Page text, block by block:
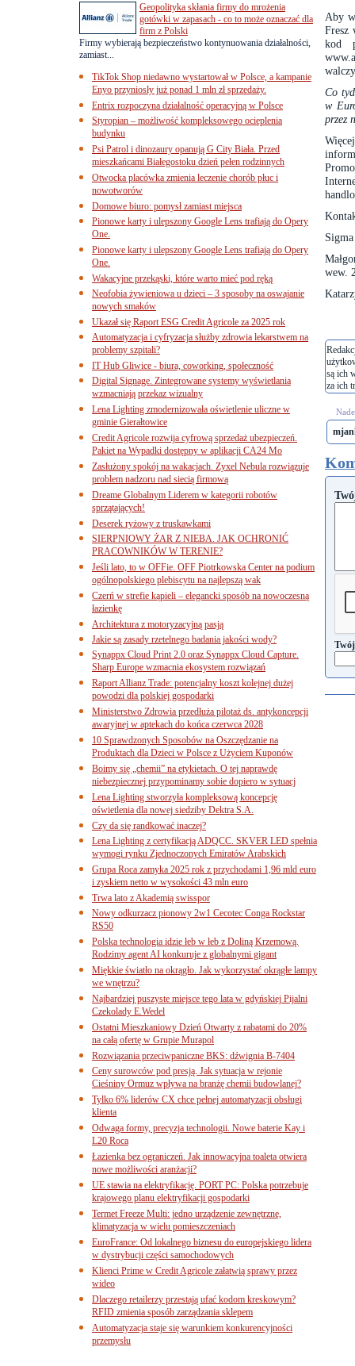
Aby
Fresz
kod
Co
w
przez
wew.
są ich
za ich
Geopolityka skłania firmy do mrożenia
gotówki w zapasach - co to może oznaczać dla
firm z Polski
Firmy wybierają bezpieczeństwo kontynuowania działalności,
zamiast...
TikTok Shop niedawno wystartował w Polsce, a kampanie
Enyo przyniosły już ponad 1 mln zł sprzedaży.
Entrix rozpoczyna działalność operacyjną w Polsce
Styropian – możliwość kompleksowego ocieplenia
budynku
Psi Patrol i dinozaury opanują G City Biała. Przed
mieszkańcami Białegostoku dzień pełen rodzinnych
Otwocka placówka zmienia leczenie chorób płuc i
nowotworów
Domowe biuro: pomysł zamiast miejsca
Pionowe karty i ulepszony Google Lens trafiają do Opery
One.
Pionowe karty i ulepszony Google Lens trafiają do Opery
One.
Wakacyjne przekąski, które warto mieć pod ręką
Neofobia żywieniowa u dzieci – 3 sposoby na oswajanie
nowych smaków
Ukazał się Raport ESG Credit Agricole za 2025 rok
Automatyzacja i cyfryzacja służby zdrowia lekarstwem na
problemy szpitali?
IT Hub Gliwice - biura, coworking, społeczność
Digital Signage. Zintegrowane systemy wyświetlania
wzmacniają przekaz wizualny
Lena Lighting zmodernizowała oświetlenie uliczne w
gminie Gierałtowice
Credit Agricole rozwija cyfrową sprzedaż ubezpieczeń.
Pakiet na Wypadki dostępny w aplikacji CA24 Mo
Zasłużony spokój na wakacjach. Zyxel Nebula rozwiązuje
problem nadzoru nad siecią firmową
Dreame Globalnym Liderem w kategorii robotów
sprzątających!
Deserek ryżowy z truskawkami
SIERPNIOWY ŻAR Z NIEBA. JAK OCHRONIĆ
PRACOWNIKÓW W TERENIE?
Jeśli lato, to w OFFie. OFF Piotrkowska Center na podium
ogólnopolskiego plebiscytu na najlepszą wak
Czerń w strefie kąpieli – elegancki sposób na nowoczesną
łazienkę
Architektura z motoryzacyjną pasją
Jakie są zasady rzetelnego badania jakości wody?
Synappx Cloud Print 2.0 oraz Synappx Cloud Capture.
Sharp Europe wzmacnia ekosystem rozwiązań
Raport Allianz Trade: potencjalny koszt kolejnej dużej
powodzi dla polskiej gospodarki
Ministerstwo Zdrowia przedłuża pilotaż ds. antykoncepcji
awaryjnej w aptekach do końca czerwca 2028
10 Sprawdzonych Sposobów na Oszczędzanie na
Produktach dla Dzieci w Polsce z Użyciem Kuponów
Boimy się „chemii” na etykietach. O tej naprawdę
niebezpiecznej przypominamy sobie dopiero w sytuacj
Lena Lighting stworzyła kompleksową koncepcję
oświetlenia dla nowej siedziby Dektra S.A.
Czy da się randkować inaczej?
Lena Lighting z certyfikacją ADQCC. SKVER LED spełnia
wymogi rynku Zjednoczonych Emiratów Arabskich
Grupa Roca zamyka 2025 rok z przychodami 1,96 mld euro
i zyskiem netto w wysokości 43 mln euro
Trwa lato z Akademią swisspor
Nowy odkurzacz pionowy 2w1 Cecotec Conga Rockstar
RS50
Polska technologia idzie łeb w łeb z Doliną Krzemową.
Rodzimy agent AI konkuruje z globalnymi gigant
Miękkie światło na okrągło. Jak wykorzystać okrągłe lampy
we wnętrzu?
Najbardziej puszyste miejsce tego lata w gdyńskiej Pijalni
Czekolady E.Wedel
Ostatni Mieszkaniowy Dzień Otwarty z rabatami do 20%
na całą ofertę w Grupie Murapol
Rozwiązania przeciwpaniczne BKS: dźwignia B-7404
Ceny surowców pod presją. Jak sytuacja w rejonie
Cieśniny Ormuz wpływa na branżę chemii budowlanej?
Tylko 6% liderów CX chce pełnej automatyzacji obsługi
klienta
Odwaga formy, precyzja technologii. Nowe baterie Kay i
L20 Roca
Łazienka bez ograniczeń. Jak innowacyjna toaleta otwiera
nowe możliwości aranżacji?
UE stawia na elektryfikację. PORT PC: Polska potrzebuje
krajowego planu elektryfikacji gospodarki
Termet Freeze Multi: jedno urządzenie zewnętrzne,
klimatyzacja w wielu pomieszczeniach
EuroFrance: Od lokalnego biznesu do europejskiego lidera
w dystrybucji części samochodowych
Klienci Prime w Credit Agricole załatwią sprawy przez
wideo
Dlaczego retailerzy przestają ufać kodom kreskowym?
RFID zmienia sposób zarządzania sklepem
Automatyzacja staje się warunkiem konkurencyjności
przemysłu